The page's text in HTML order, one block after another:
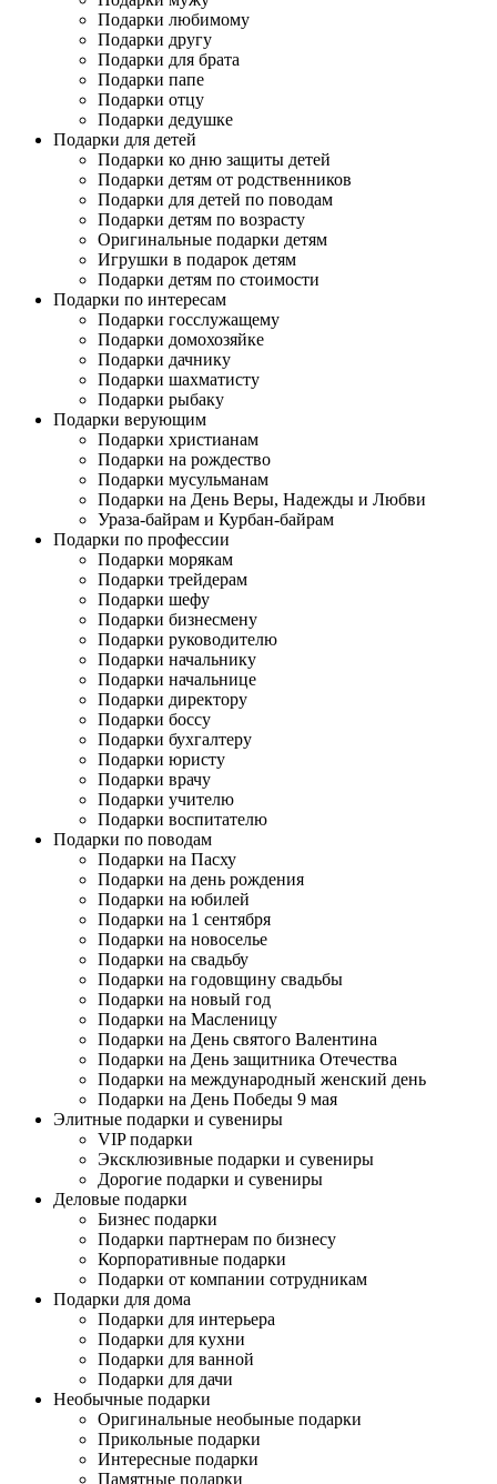
Подарки любимому
Подарки другу
Подарки для брата
Подарки папе
Подарки отцу
Подарки дедушке
Подарки для детей
Подарки ко дню защиты детей
Подарки детям от родственников
Подарки для детей по поводам
Подарки детям по возрасту
Оригинальные подарки детям
Игрушки в подарок детям
Подарки детям по стоимости
Подарки по интересам
Подарки госслужащему
Подарки домохозяйке
Подарки дачнику
Подарки шахматисту
Подарки рыбаку
Подарки верующим
Подарки христианам
Подарки на рождество
Подарки мусульманам
Подарки на День Веры, Надежды и Любви
Ураза-байрам и Курбан-байрам
Подарки по профессии
Подарки морякам
Подарки трейдерам
Подарки шефу
Подарки бизнесмену
Подарки руководителю
Подарки начальнику
Подарки начальнице
Подарки директору
Подарки боссу
Подарки бухгалтеру
Подарки юристу
Подарки врачу
Подарки учителю
Подарки воспитателю
Подарки по поводам
Подарки на Пасху
Подарки на день рождения
Подарки на юбилей
Подарки на 1 сентября
Подарки на новоселье
Подарки на свадьбу
Подарки на годовщину свадьбы
Подарки на новый год
Подарки на Масленицу
Подарки на День святого Валентина
Подарки на День защитника Отечества
Подарки на международный женский день
Подарки на День Победы 9 мая
Элитные подарки и сувениры
VIP подарки
Эксклюзивные подарки и сувениры
Дорогие подарки и сувениры
Деловые подарки
Бизнес подарки
Подарки партнерам по бизнесу
Корпоративные подарки
Подарки от компании сотрудникам
Подарки для дома
Подарки для интерьера
Подарки для кухни
Подарки для ванной
Подарки для дачи
Необычные подарки
Оригинальные необыные подарки
Прикольные подарки
Интересные подарки
Памятные подарки